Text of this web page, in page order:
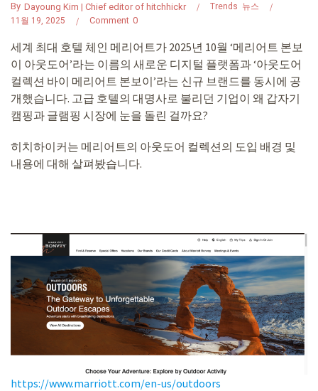
By Dayoung Kim | Chief editor of hitchhickr Trends 뉴스
11월 19, 2025
0
Comment
세계 최대 호텔 체인 메리어트가 2025년 10월 ‘메리어트 본보
이 아웃도어’라는 이름의 새로운 디지털 플랫폼과 ‘아웃도어
컬렉션 바이 메리어트 본보이’라는 신규 브랜드를 동시에 공
개했습니다. 고급 호텔의 대명사로 불리던 기업이 왜 갑자기
캠핑과 글램핑 시장에 눈을 돌린 걸까요?
히치하이커는 메리어트의 아웃도어 컬렉션의 도입 배경 및
내용에 대해 살펴봤습니다.
https://www.marriott.com/en-us/outdoors